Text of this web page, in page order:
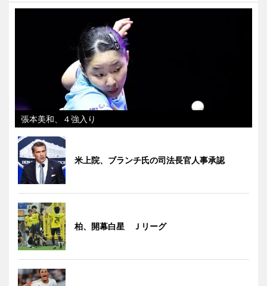
張本美和、４強入り
米上院、ブランチ氏の司法長官人事承認
柏、開幕白星 Ｊリーグ